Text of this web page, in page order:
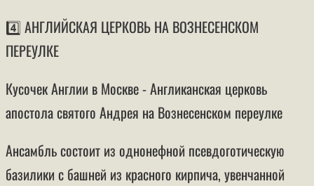
4️⃣ АНГЛИЙСКАЯ ЦЕРКОВЬ НА ВОЗНЕСЕНСКОМ
ПЕРЕУЛКЕ
Кусочек Англии в Москве - Англиканская церковь
апостола святого Андрея на Вознесенском переулке
Ансамбль состоит из однонефной псевдоготическую
базилики с башней из красного кирпича, увенчанной